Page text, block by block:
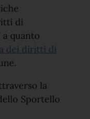
di
quanto
dei diritti di
la
Sportello